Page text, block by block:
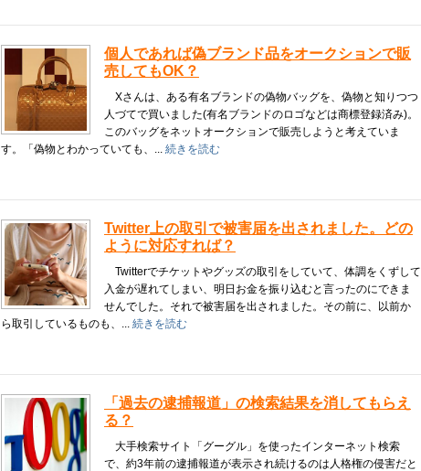
個人であれば偽ブランド品をオークションで販
売してもOK？
Xさんは、ある有名ブランドの偽物バッグを、偽物と知りつつ
人づてで買いました(有名ブランドのロゴなどは商標登録済み)。
このバッグをネットオークションで販売しようと考えていま
す。「偽物とわかっていても、... 続きを読む
Twitter上の取引で被害届を出されました。どの
ように対応すれば？
Twitterでチケットやグッズの取引をしていて、体調をくずして
入金が遅れてしまい、明日お金を振り込むと言ったのにできま
せんでした。それで被害届を出されました。その前に、以前か
ら取引しているものも、... 続きを読む
「過去の逮捕報道」の検索結果を消してもらえ
る？
大手検索サイト「グーグル」を使ったインターネット検索
で、約3年前の逮捕報道が表示され続けるのは人格権の侵害だと